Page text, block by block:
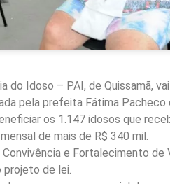
Idoso – PAI, de Quissamã,
pela prefeita Fátima Pacheco
os 1.147 idosos que
de mais de R$ 340 mil.
e Fortalecimento de
projeto de lei.